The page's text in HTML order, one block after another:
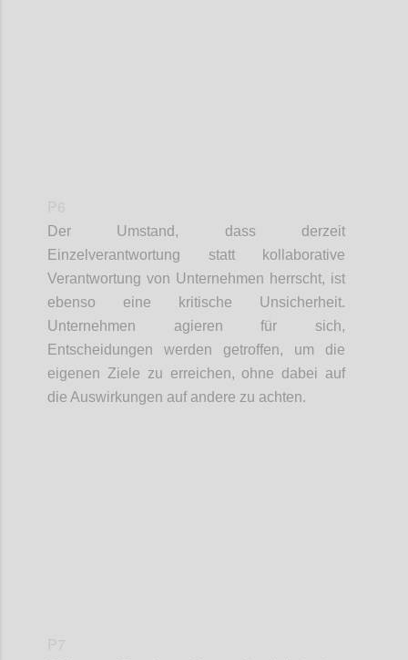
Der Umstand, dass derzeit
Einzelverantwortung statt kollaborative
Verantwortung von Unternehmen herrscht, ist
ebenso eine kritische Unsicherheit.
Unternehmen agieren für sich,
Entscheidungen werden getroffen, um die
eigenen Ziele zu erreichen, ohne dabei auf
die Auswirkungen auf andere zu achten.